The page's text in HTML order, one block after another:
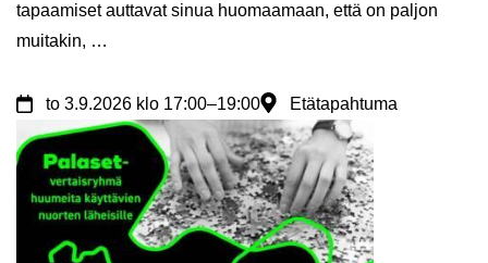
ta­paa­mi­set aut­ta­vat sinua huo­maa­maan, että on pal­jon
mui­ta­kin, …
to 3.9.2026 klo 17:00–19:00 Etätapahtuma